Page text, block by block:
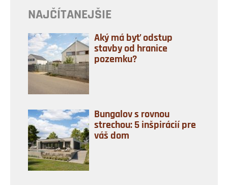
NAJČÍTANEJŠIE
Aký má byť odstup
stavby od hranice
pozemku?
Bungalov s rovnou
strechou: 5 inšpirácií pre
váš dom